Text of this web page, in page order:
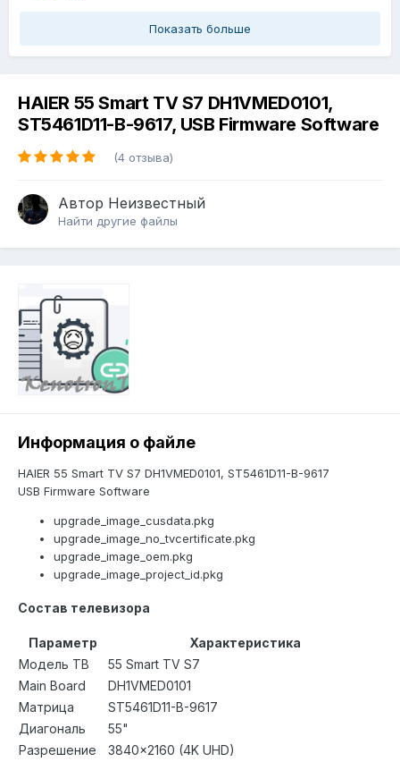
Показать больше
HAIER 55 Smart TV S7 DH1VMED0101,
ST5461D11-B-9617, USB Firmware Software
(4 отзыва)
Автор Неизвестный
Найти другие файлы
Информация о файле
HAIER 55 Smart TV S7 DH1VMED0101, ST5461D11-B-9617
USB Firmware Software
upgrade_image_cusdata.pkg
upgrade_image_no_tvcertificate.pkg
upgrade_image_oem.pkg
upgrade_image_project_id.pkg
Состав телевизора
Параметр
Характеристика
Модель ТВ
55 Smart TV S7
Main Board
DH1VMED0101
Матрица
ST5461D11-B-9617
Диагональ
55"
Разрешение
3840×2160 (4K UHD)